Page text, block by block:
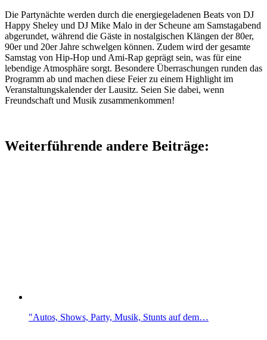
Die Partynächte werden durch die energiegeladenen Beats von DJ
Happy Sheley und DJ Mike Malo in der Scheune am Samstagabend
abgerundet, während die Gäste in nostalgischen Klängen der 80er,
90er und 20er Jahre schwelgen können. Zudem wird der gesamte
Samstag von Hip-Hop und Ami-Rap geprägt sein, was für eine
lebendige Atmosphäre sorgt. Besondere Überraschungen runden das
Programm ab und machen diese Feier zu einem Highlight im
Veranstaltungskalender der Lausitz. Seien Sie dabei, wenn
Freundschaft und Musik zusammenkommen!
Weiterführende andere Beiträge:
"Autos, Shows, Party, Musik, Stunts auf dem…